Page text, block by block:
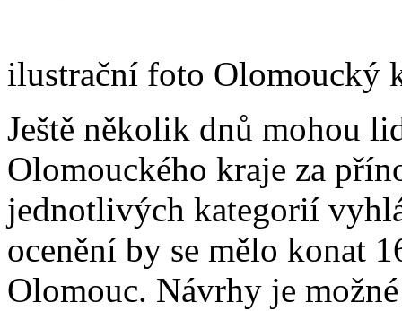
ilustrační foto Olomoucký
Ještě několik dnů mohou
Olomouckého kraje za
jednotlivých kategorií
ocenění by se mělo konat
Olomouc. Návrhy je